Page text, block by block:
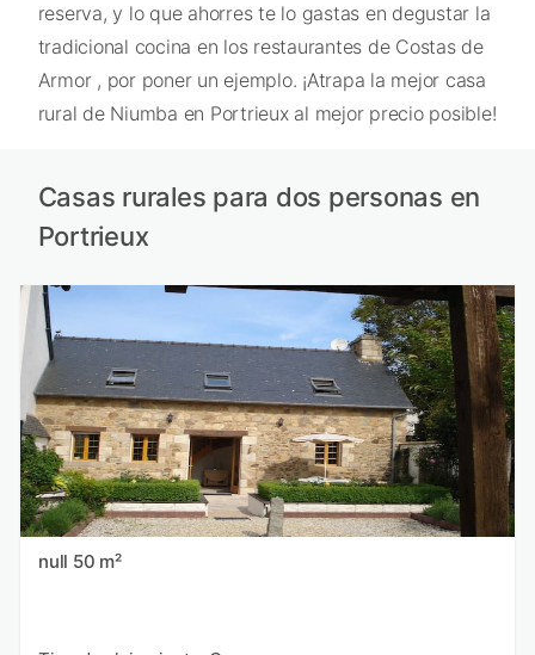
reserva, y lo que ahorres te lo gastas en degustar la
tradicional cocina en los restaurantes de Costas de
Armor , por poner un ejemplo. ¡Atrapa la mejor casa
rural de Niumba en Portrieux al mejor precio posible!
Casas rurales para dos personas en
Portrieux
null 50 m²